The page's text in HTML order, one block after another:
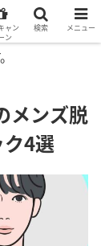
メンズ脱
4選
ャン
ン
検索 メニュー